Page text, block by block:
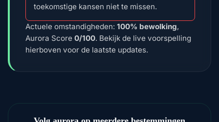
toekomstige kansen niet te missen.
Actuele omstandigheden: 100% bewolking,
Aurora Score 0/100. Bekijk de live voorspelling
hierboven voor de laatste updates.